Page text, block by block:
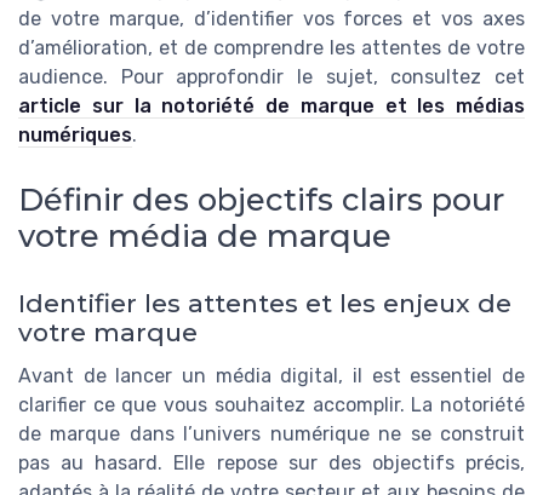
de votre marque, d’identifier vos forces et vos axes
d’amélioration, et de comprendre les attentes de votre
audience. Pour approfondir le sujet, consultez cet
article sur la notoriété de marque et les médias
numériques.
Définir des objectifs clairs pour
votre média de marque
Identifier les attentes et les enjeux de
votre marque
Avant de lancer un média digital, il est essentiel de
clarifier ce que vous souhaitez accomplir. La notoriété
de marque dans l’univers numérique ne se construit
pas au hasard. Elle repose sur des objectifs précis,